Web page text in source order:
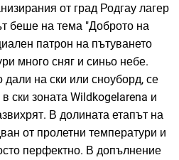
от град Родгау лагер
беше на тема "Доброто на
патрон на пътуването
много сняг и синьо небе.
дали на ски или сноуборд, се
ски зоната Wildkogelarena и
В долината етапът на
от пролетни температури и
перфектно. В допълнение